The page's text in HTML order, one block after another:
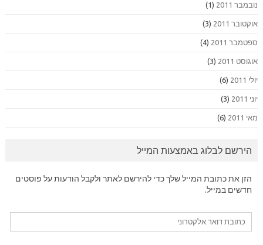
נובמבר 2011 (1)
אוקטובר 2011 (3)
ספטמבר 2011 (4)
אוגוסט 2011 (3)
יולי 2011 (6)
יוני 2011 (3)
מאי 2011 (6)
הירשם לבלוג באמצעות המייל
הזן את כתובת המייל שלך כדי להירשם לאתר ולקבל הודעות על פוסטים
חדשים במייל.